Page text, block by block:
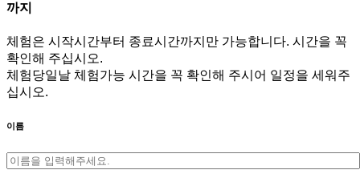
까지
체험은 시작시간부터 종료시간까지만 가능합니다. 시간을 꼭
확인해 주십시오.
체험당일날 체험가능 시간을 꼭 확인해 주시어 일정을 세워주
십시오.
이름